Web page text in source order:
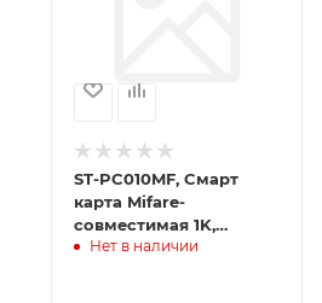
ST-PC010MF, Cмарт
карта Mifare-
совместимая 1K,
стандартная,
Нет в наличии